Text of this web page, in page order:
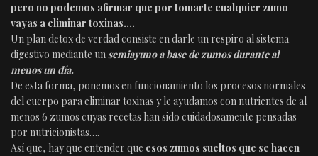
pero no podemos afirmar que por tomarte cualquier zumo
vayas a eliminar toxinas….
Un plan detox de verdad consiste en darle un respiro al sistema
digestivo mediante unsemiayuno a base de zumos durante al
menos un día.
De esta forma, ponemos en funcionamiento los procesos normales
del cuerpo para eliminar toxinas y le ayudamos con nutrientes de al
menos 6 zumos cuyas recetas han sido cuidadosamente pensadas
por nutricionistas….
Así que, hay que entender que esos zumos sueltos que se hacen